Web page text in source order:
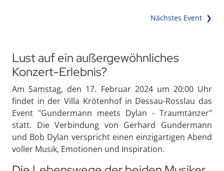
Nächstes Event ❯
Lust auf ein außergewöhnliches
Konzert-Erlebnis?
Am Samstag, den 17. Februar 2024 um 20:00 Uhr
findet in der Villa Krötenhof in Dessau-Rosslau das
Event "Gundermann meets Dylan - Traumtänzer"
statt. Die Verbindung von Gerhard Gundermann
und Bob Dylan verspricht einen einzigartigen Abend
voller Musik, Emotionen und Inspiration.